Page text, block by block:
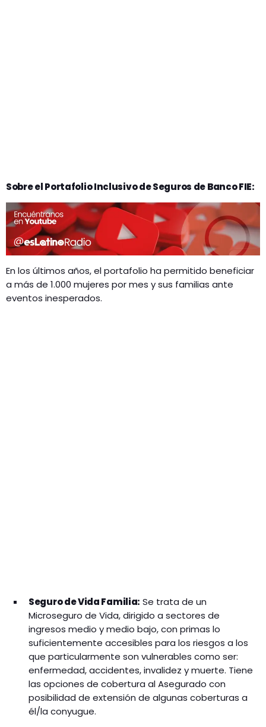
Sobre el Portafolio Inclusivo de Seguros de Banco FIE:
En los últimos años, el portafolio ha permitido beneficiar
a más de 1.000 mujeres por mes y sus familias ante
eventos inesperados.
Seguro de Vida Familia: Se trata de un
Microseguro de Vida, dirigido a sectores de
ingresos medio y medio bajo, con primas lo
suficientemente accesibles para los riesgos a los
que particularmente son vulnerables como ser:
enfermedad, accidentes, invalidez y muerte. Tiene
las opciones de cobertura al Asegurado con
posibilidad de extensión de algunas coberturas a
él/la conyugue.